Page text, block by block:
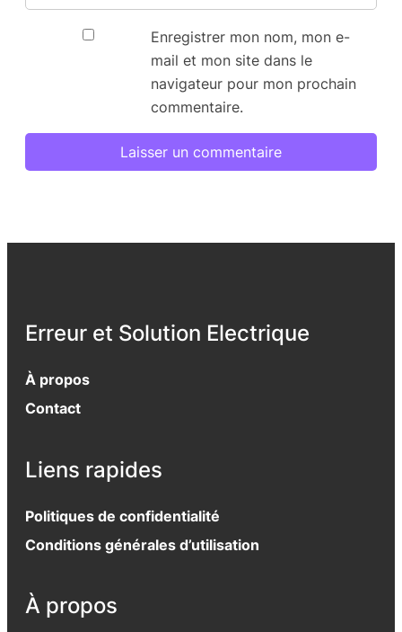
Enregistrer mon nom, mon e-
mail et mon site dans le
navigateur pour mon prochain
commentaire.
Erreur et Solution Electrique
À propos
Contact
Liens rapides
Politiques de confidentialité
Conditions générales d’utilisation
À propos